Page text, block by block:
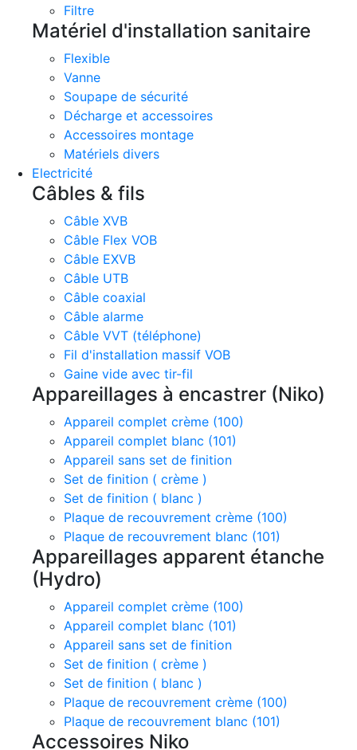
Filtre
Matériel d'installation sanitaire
Flexible
Vanne
Soupape de sécurité
Décharge et accessoires
Accessoires montage
Matériels divers
Electricité
Câbles & fils
Câble XVB
Câble Flex VOB
Câble EXVB
Câble UTB
Câble coaxial
Câble alarme
Câble VVT (téléphone)
Fil d'installation massif VOB
Gaine vide avec tir-fil
Appareillages à encastrer (Niko)
Appareil complet crème (100)
Appareil complet blanc (101)
Appareil sans set de finition
Set de finition ( crème )
Set de finition ( blanc )
Plaque de recouvrement crème (100)
Plaque de recouvrement blanc (101)
Appareillages apparent étanche
(Hydro)
Appareil complet crème (100)
Appareil complet blanc (101)
Appareil sans set de finition
Set de finition ( crème )
Set de finition ( blanc )
Plaque de recouvrement crème (100)
Plaque de recouvrement blanc (101)
Accessoires Niko